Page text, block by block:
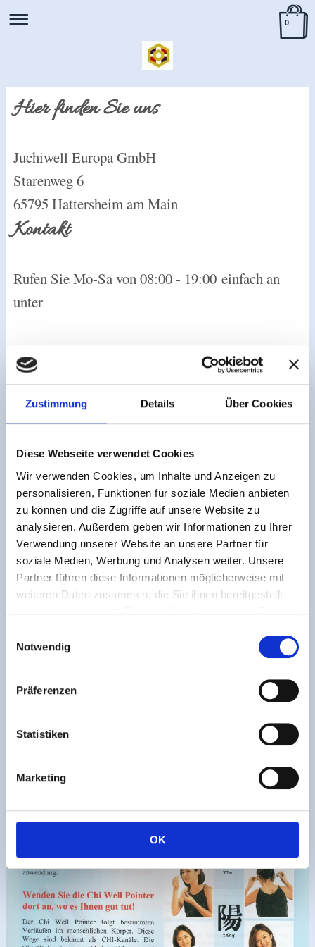
Zustimmung Details Über Cookies
Diese Webseite verwendet Cookies
Wir verwenden Cookies, um Inhalte und Anzeigen zu
personalisieren, Funktionen für soziale Medien anbieten
zu können und die Zugriffe auf unsere Website zu
analysieren. Außerdem geben wir Informationen zu Ihrer
Verwendung unserer Website an unsere Partner für
soziale Medien, Werbung und Analysen weiter. Unsere
Partner führen diese Informationen möglicherweise mit
weiteren Daten zusammen, die Sie ihnen bereitgestellt
Notwendig
Präferenzen
Statistiken
Marketing
OK
0
Hier finden Sie uns
Juchiwell Europa GmbH
Starenweg6
65795 Hattersheim am Main
Kontakt
Rufen Sie Mo-Sa von 08:00 - 19:00 einfach an
unter
+49(0)6190/918602
oder nutzen Sie unser Kontaktformular.
Juchiwell Europa GmbH